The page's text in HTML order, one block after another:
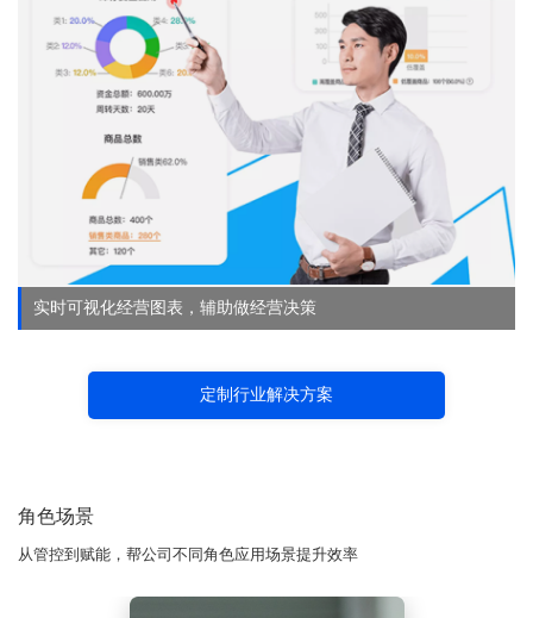
实时可视化经营图表，辅助做经营决策
定制行业解决方案
角色场景
从管控到赋能，帮公司不同角色应用场景提升效率